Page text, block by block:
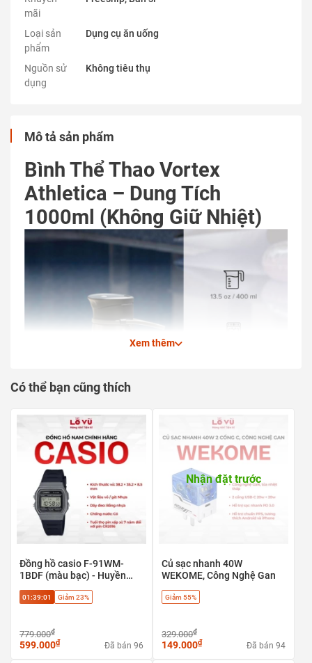
mãi
Loại sản
phẩm
Dụng cụ ăn uống
Nguồn sử
dụng
Không tiêu thụ
Mô tả sản phẩm
Bình Thể Thao Vortex
Athletica – Dung Tích
1000ml (Không Giữ Nhiệt)
1. Thông tin sản phẩm
Thông
số
Chi tiết
Dung
tích
1000ml
Kích
thước
8.2cm × 26.2cm
liệu
Inox 304 cao cấp – an toàn, không chứa BPA
Xem thêm
Có thể bạn cũng thích
Đồng hồ casio F-91WM-
1BDF (màu bạc) - Huyền
Retro
01:39:00 Giảm 23%
779.000₫
599.000₫ Đã bán 96
Nhận đặt trước
Củ sạc nhanh 40W
WEKOME, Công Nghệ Gan
Giảm 55%
329.000₫
149.000₫ Đã bán 94